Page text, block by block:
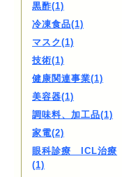
黒酢(1)
冷凍食品(1)
マスク(1)
技術(1)
健康関連事業(1)
美容器(1)
調味料、加工品(1)
家電(2)
眼科診療 ICL治療
(1)